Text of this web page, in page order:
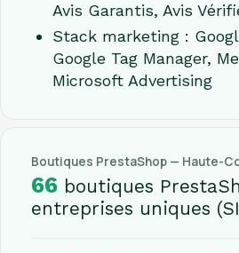
Avis Garantis, Avis
Stack marketing :
Google Tag Manager,
Microsoft Advertising
Boutiques PrestaShop — Haute-
66 boutiques
entreprises uniques